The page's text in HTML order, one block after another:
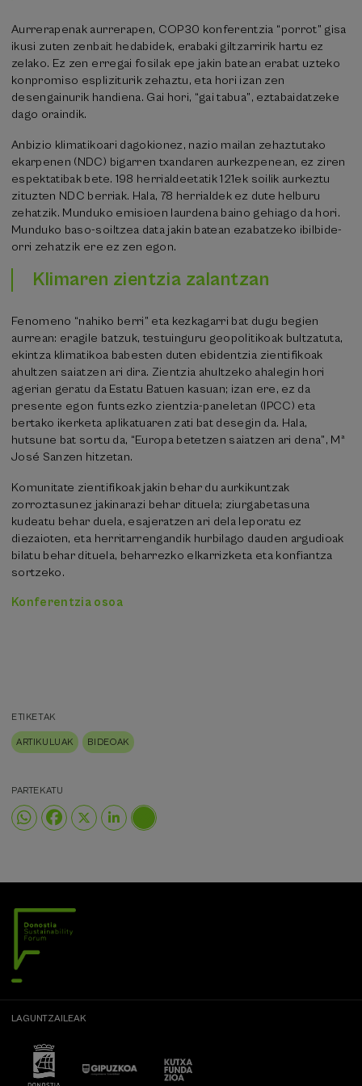
Aurrerapenak aurrerapen, COP30 konferentzia “porrot” gisa
ikusi zuten zenbait hedabidek, erabaki giltzarririk hartu ez
zelako. Ez zen erregai fosilak epe jakin batean erabat uzteko
konpromiso espliziturik zehaztu, eta hori izan zen
desengainurik handiena. Gai hori, “gai tabua”, eztabaidatzeke
dago oraindik.
Anbizio klimatikoari dagokionez, nazio mailan zehaztutako
ekarpenen (NDC) bigarren txandaren aurkezpenean, ez ziren
espektatibak bete. 198 herrialdeetatik 121ek soilik aurkeztu
zituzten NDC berriak. Hala, 78 herrialdek ez dute helburu
zehatzik. Munduko emisioen laurdena baino gehiago da hori.
Munduko baso-soiltzea data jakin batean ezabatzeko ibilbide-
orri zehatzik ere ez zen egon.
Klimaren zientzia zalantzan
Fenomeno “nahiko berri” eta kezkagarri bat dugu begien
aurrean: eragile batzuk, testuinguru geopolitikoak bultzatuta,
ekintza klimatikoa babesten duten ebidentzia zientifikoak
ahultzen saiatzen ari dira. Zientzia ahultzeko ahalegin hori
agerian geratu da Estatu Batuen kasuan; izan ere, ez da
presente egon funtsezko zientzia-paneletan (IPCC) eta
bertako ikerketa aplikatuaren zati bat desegin da. Hala,
hutsune bat sortu da, “Europa betetzen saiatzen ari dena”, Mª
José Sanzen hitzetan.
Komunitate zientifikoak jakin behar du aurkikuntzak
zorroztasunez jakinarazi behar dituela; ziurgabetasuna
kudeatu behar duela, esajeratzen ari dela leporatu ez
diezaioten, eta herritarrengandik hurbilago dauden argudioak
bilatu behar dituela, beharrezko elkarrizketa eta konfiantza
sortzeko.
Konferentzia osoa
ETIKETAK
ARTIKULUAK BIDEOAK
PARTEKATU
LAGUNTZAILEAK